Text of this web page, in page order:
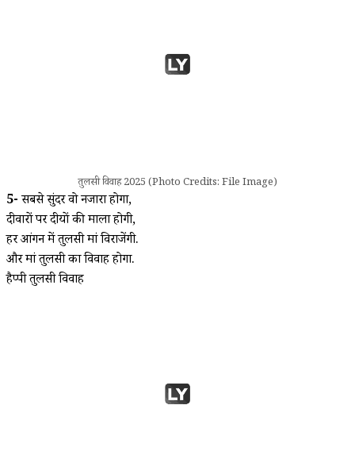
तुलसी विवाह 2025 (Photo Credits: File Image)
5-सबसे सुंदर वो नजारा होगा,
दीवारों पर दीयों की माला होगी,
हर आंगन में तुलसी मां विराजेंगी.
और मां तुलसी का विवाह होगा.
हैप्पी तुलसी विवाह